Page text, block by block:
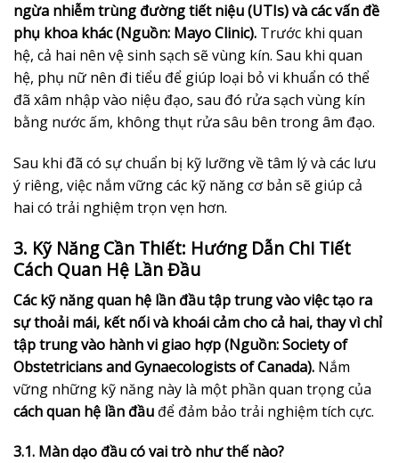
ngừa nhiễm trùng đường tiết niệu (UTIs) và các vấn đề
phụ khoa khác (Nguồn: Mayo Clinic). Trước khi quan
hệ, cả hai nên vệ sinh sạch sẽ vùng kín. Sau khi quan
hệ, phụ nữ nên đi tiểu để giúp loại bỏ vi khuẩn có thể
đã xâm nhập vào niệu đạo, sau đó rửa sạch vùng kín
bằng nước ấm, không thụt rửa sâu bên trong âm đạo.
Sau khi đã có sự chuẩn bị kỹ lưỡng về tâm lý và các lưu
ý riêng, việc nắm vững các kỹ năng cơ bản sẽ giúp cả
hai có trải nghiệm trọn vẹn hơn.
3. Kỹ Năng Cần Thiết: Hướng Dẫn Chi Tiết
Cách Quan Hệ Lần Đầu
Các kỹ năng quan hệ lần đầu tập trung vào việc tạo ra
sự thoải mái, kết nối và khoái cảm cho cả hai, thay vì chỉ
tập trung vào hành vi giao hợp (Nguồn: Society of
Obstetricians and Gynaecologists of Canada). Nắm
vững những kỹ năng này là một phần quan trọng của
cách quan hệ lần đầu để đảm bảo trải nghiệm tích cực.
3.1. Màn dạo đầu có vai trò như thế nào?